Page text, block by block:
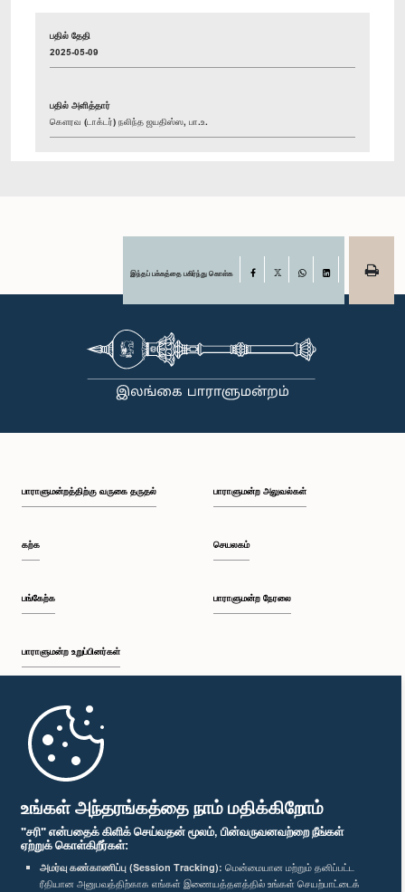
உங்கள் அந்தரங்கத்தை நாம் மதிக்கிறோம்
"சரி" என்பதைக் கிளிக் செய்வதன் மூலம், பின்வருவனவற்றை நீங்கள்
ஏற்றுக் கொள்கிறீர்கள்:
அமர்வு கண்காணிப்பு (Session Tracking): மென்மையான மற்றும் தனிப்பட்ட
ரீதியான அனுபவத்திற்காக எங்கள் இணையத்தளத்தில் உங்கள் செயற்பாட்டைக்
பதில் தேதி
2025-05-09
பதில் அளித்தார்
கௌரவ (டாக்டர்) நலிந்த ஜயதிஸ்ஸ, பா.உ.
இந்தப் பக்கத்தை பகிர்ந்து கொள்க Facebook
பாராளுமன்றத்திற்கு வருகை தருதல்
கற்க
பங்கேற்க
பாராளுமன்ற உறுப்பினர்கள்
முதற்பக்கம்
பாராளுமன்ற அலுவல்கள்
செயலகம்
பாராளுமன்ற நேரலை
பாராளுமன்ற கையடக்க செயலி
எம்மை பின்தொடர்க :